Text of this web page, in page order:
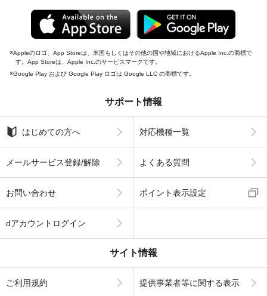
Appleのロゴ、App Storeは、米国もしくはその他の国や地域におけるApple Inc.の商標で
す。App Storeは、Apple Inc.のサービスマークです。
Google Play および Google Play ロゴは Google LLC の商標です。
サポート情報
はじめての方へ 対応機種一覧
メールサービス登録/解除 よくある質問
お問い合わせ ポイント表示設定
dアカウントログイン
サイト情報
ご利用規約 提供事業者等に関する表示